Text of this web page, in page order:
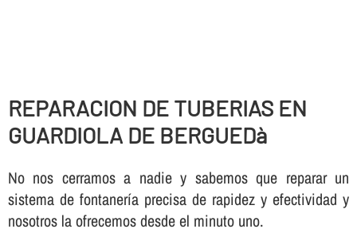
REPARACION DE TUBERIAS EN
GUARDIOLA DE BERGUEDà
No nos cerramos a nadie y sabemos que reparar un
sistema de fontanerí­a precisa de rapidez y efectividad y
nosotros la ofrecemos desde el minuto uno.